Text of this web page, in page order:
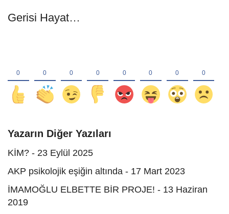
Gerisi Hayat…
Yazarın Diğer Yazıları
KİM? - 23 Eylül 2025
AKP psikolojik eşiğin altında - 17 Mart 2023
İMAMOĞLU ELBETTE BİR PROJE! - 13 Haziran
2019